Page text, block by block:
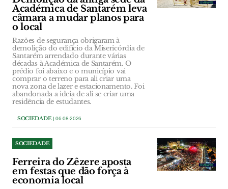
Académica de Santarém leva
câmara a mudar planos para
o local
Razões de segurança obrigaram à
demolição do edifício da Misericórdia de
Santarém arrendado durante várias
décadas à Académica de Santarém. O
prédio foi abaixo e o município vai
comprar o terreno para ali criar uma
nova zona de lazer e estacionamento. Foi
abandonada a ideia de ali se criar uma
residência de estudantes.
SOCIEDADE| 06-08-2026
SOCIEDADE
Ferreira do Zêzere aposta
em festas que dão força à
economia local